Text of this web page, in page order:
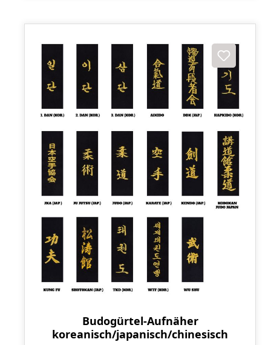
Budogürtel-Aufnäher
koreanisch/japanisch/chinesisch